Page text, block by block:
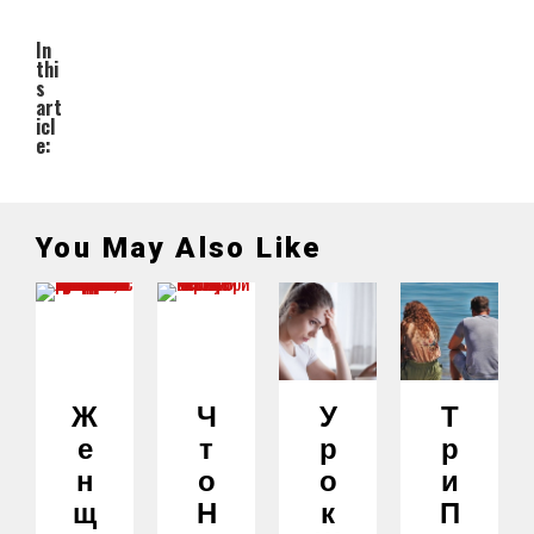
In
thi
s
art
icl
e:
You May Also Like
Ж
Е
Н
Щ
Ч
Т
О
Н
У
Р
О
К
Т
Р
И
П